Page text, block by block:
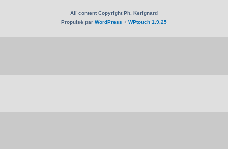
All content Copyright Ph. Kerignard
Propulsé parWordPress +WPtouch 1.9.25